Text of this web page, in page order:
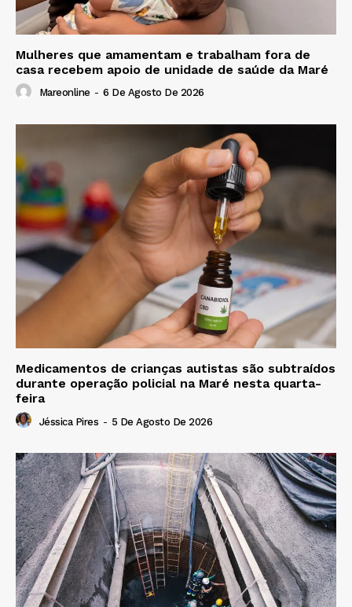
Mulheres que amamentam e trabalham fora de
casa recebem apoio de unidade de saúde da Maré
Mareonline - 6 De Agosto De 2026
Medicamentos de crianças autistas são subtraídos
durante operação policial na Maré nesta quarta-
feira
Jéssica Pires - 5 De Agosto De 2026